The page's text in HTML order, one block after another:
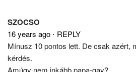
SZOCSO
16 years ago ⋅ REPLY
Mínusz 10 pontos lett. De csak azért,
kérdés.
Amúgy nem inkább papa-gay?